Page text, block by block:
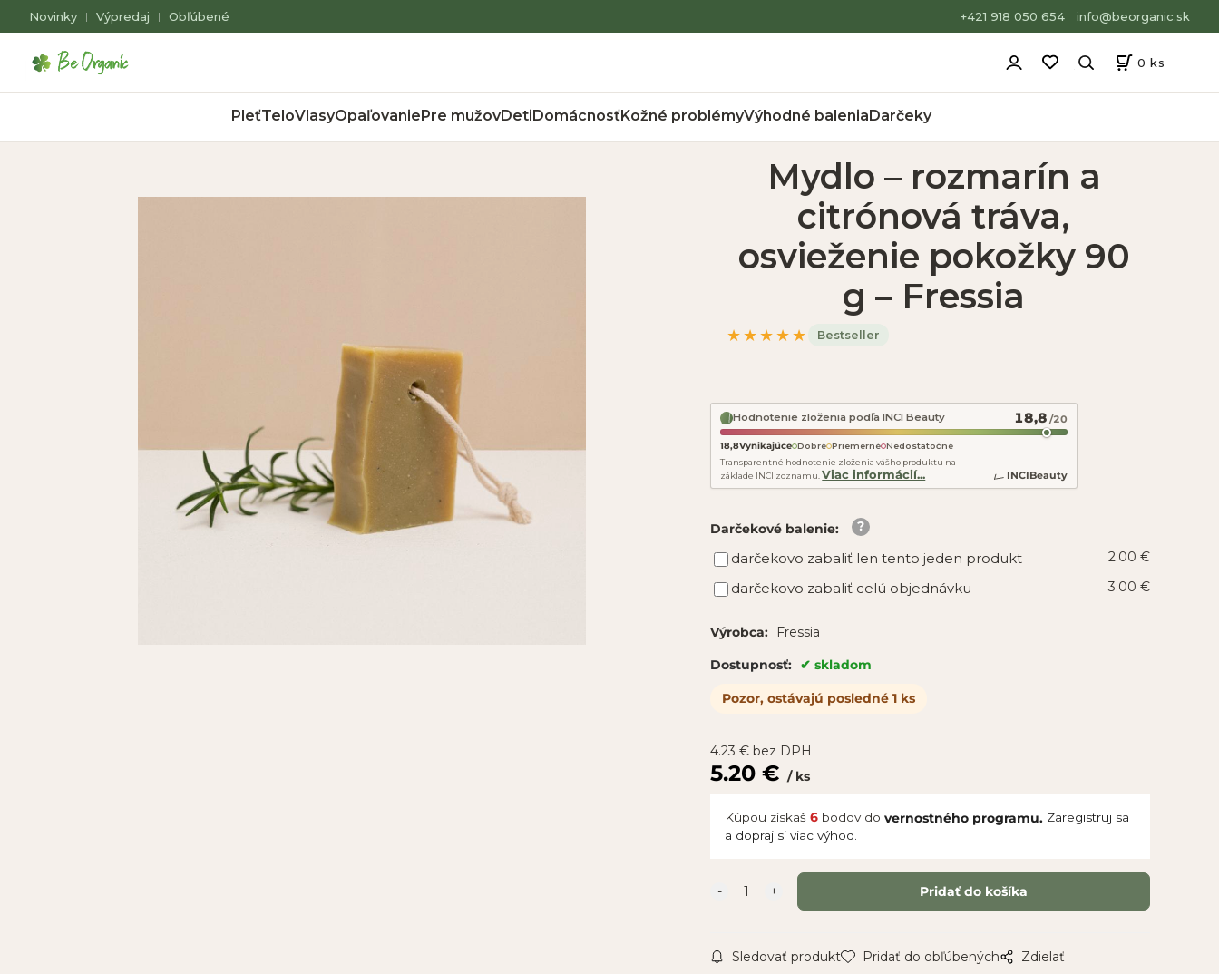
0 ks
Novinky | Výpredaj | Obľúbené | +421 918 050 654 info@beorganic.sk
PleťTeloVlasyOpaľovaniePre mužovDetiDomácnosťKožné problémyVýhodné baleniaDarčeky
Mydlo – rozmarín a
citrónová tráva,
osvieženie pokožky 90
g – Fressia
★★★★★ Bestseller
Hodnotenie zloženia podľa INCI Beauty 18,8 /20
18,8Vynikajúce Dobré Priemerné Nedostatočné
Transparentné hodnotenie zloženia vášho produktu na
základe INCI zoznamu.Viac informácií... INCIBeauty
Darčekové balenie:
darčekovo zabaliť len tento jeden produkt 2.00 €
darčekovo zabaliť celú objednávku 3.00 €
Výrobca: Fressia
Dostupnosť: skladom
Pozor, ostávajú posledné 1 ks
4.23 €bez DPH
5.20 € ks
Kúpou získaš6 bodov dovernostného programu. Zaregistruj sa
a dopraj si viac výhod.
Sledovať produkt Pridať do obľúbených Zdielať